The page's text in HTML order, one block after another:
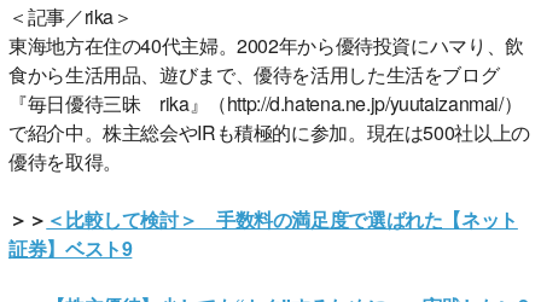
＜記事／rika＞
東海地方在住の40代主婦。2002年から優待投資にハマり、飲
食から生活用品、遊びまで、優待を活用した生活をブログ
『毎日優待三昧 rika』（http://d.hatena.ne.jp/yuutaizanmai/）
で紹介中。株主総会やIRも積極的に参加。現在は500社以上の
優待を取得。
＞＞ ＜比較して検討＞ 手数料の満足度で選ばれた【ネット
証券】ベスト9